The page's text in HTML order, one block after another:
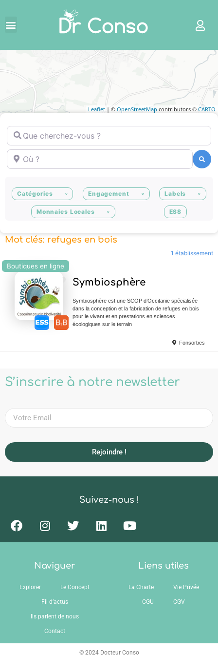
Leaflet | © OpenStreetMap contributors © CARTO
Que cherchez-vous ?
Où ?
Catégories Engagement Labels
Monnaies Locales ESS
Mot clés: refuges en bois
1 établissement
Boutiques en ligne
Symbiosphère
Symbiosphère est une SCOP d’Occitanie spécialisée
dans la conception et la fabrication de refuges en bois
pour le vivant et en prestations en sciences
écologiques sur le terrain
Fonsorbes
S’inscrire à notre newsletter
Rejoindre !
Suivez-nous !
Naviguer
Explorer Le Concept
Fil d’actus
Ils parlent de nous
Contact
Liens utiles
La Charte Vie Privée
CGU CGV
© 2024 Docteur Conso